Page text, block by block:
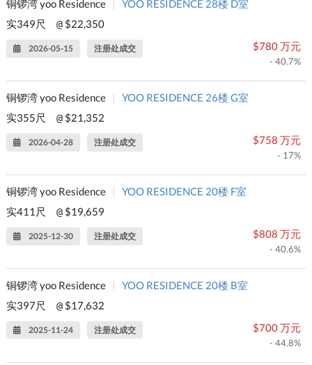
铜锣湾 yoo Residence |
YOO RESIDENCE 28楼 D室
实349尺
@ $22,350
2026-05-15 注册处成交 $780 万元
- 40.7%
铜锣湾 yoo Residence |
YOO RESIDENCE 26楼 G室
实355尺
@ $21,352
2026-04-28 注册处成交 $758 万元
- 17%
铜锣湾 yoo Residence |
YOO RESIDENCE 20楼 F室
实411尺
@ $19,659
2025-12-30 注册处成交 $808 万元
- 40.6%
铜锣湾 yoo Residence |
YOO RESIDENCE 20楼 B室
实397尺
@ $17,632
2025-11-24 注册处成交 $700 万元
- 44.8%